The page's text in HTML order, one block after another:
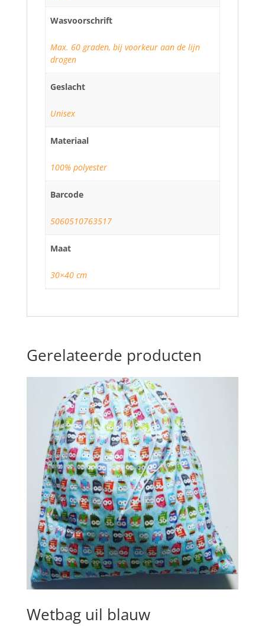
Wasvoorschrift
Max. 60 graden, bij voorkeur aan de lijn
drogen
Geslacht
Unisex
Materiaal
100% polyester
Barcode
5060510763517
Maat
30×40 cm
Gerelateerde producten
Wetbag uil blauw